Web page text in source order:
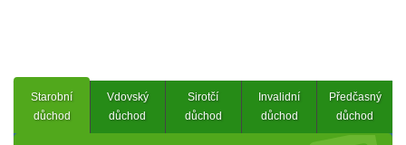
Starobní
důchod
Vdovský
důchod
Sirotčí
důchod
Invalidní
důchod
Předčasný
důchod